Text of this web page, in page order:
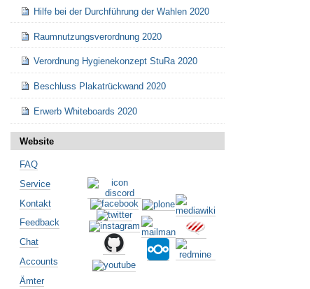
Hilfe bei der Durchführung der Wahlen 2020
Raumnutzungsverordnung 2020
Verordnung Hygienekonzept StuRa 2020
Beschluss Plakatrückwand 2020
Erwerb Whiteboards 2020
Website
FAQ
Service
Kontakt
Feedback
Chat
Accounts
Ämter